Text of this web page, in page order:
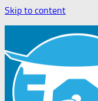
Skip to content